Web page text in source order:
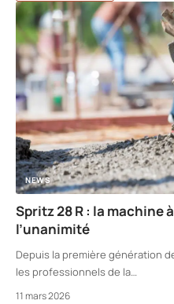
NEWS
Spritz 28 R : la machine
l’unanimité
Depuis la première génération
les professionnels de la…
11 mars 2026